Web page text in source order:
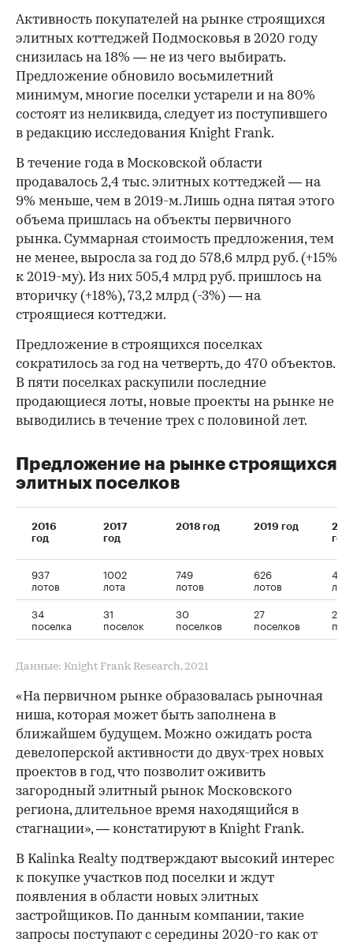
Активность покупателей на рынке строящихся
элитных коттеджей Подмосковья в 2020 году
снизилась на 18% — не из чего выбирать.
Предложение обновило восьмилетний
минимум, многие поселки устарели и на 80%
состоят из неликвида, следует из поступившего
в редакцию исследования Knight Frank.
В течение года в Московской области
продавалось 2,4 тыс. элитных коттеджей — на
9% меньше, чем в 2019-м. Лишь одна пятая этого
объема пришлась на объекты первичного
рынка. Суммарная стоимость предложения, тем
не менее, выросла за год до 578,6 млрд руб. (+15%
к 2019-му). Из них 505,4 млрд руб. пришлось на
вторичку (+18%), 73,2 млрд (-3%) — на
строящиеся коттеджи.
Предложение в строящихся поселках
сократилось за год на четверть, до 470 объектов.
В пяти поселках раскупили последние
продающиеся лоты, новые проекты на рынке не
выводились в течение трех с половиной лет.
Предложение на рынке строящихся
элитных поселков
2016
год
2017
год
2018 год 2019 год
год
937
лотов
1002
лота
749
лотов
626
лотов
470
34
поселка
31
поселок
30
поселков
27
поселков
22
Данные: Knight Frank Research, 2021
«На первичном рынке образовалась рыночная
ниша, которая может быть заполнена в
ближайшем будущем. Можно ожидать роста
девелоперской активности до двух-трех новых
проектов в год, что позволит оживить
загородный элитный рынок Московского
региона, длительное время находящийся в
стагнации», — констатируют в Knight Frank.
В Kalinka Realty подтверждают высокий интерес
к покупке участков под поселки и ждут
появления в области новых элитных
застройщиков. По данным компании, такие
запросы поступают с середины 2020-го как от